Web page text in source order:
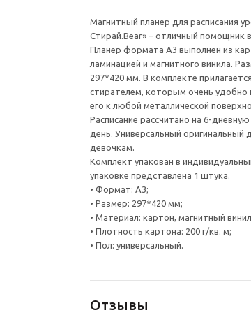
Магнитный планер для расписания
Стирай.Bear» – отличный помощник
Планер формата А3 выполнен из
ламинацией и магнитного винила.
297*420 мм. В комплекте
стирателем, которым очень удобно
его к любой металлической
Расписание рассчитано на 6-
день. Универсальный оригинальный
девочкам.
Комплект упакован в
упаковке представлена 1 штука.
• Формат: А3;
• Размер: 297*420 мм;
• Материал: картон, магнитный
• Плотность картона: 200 г/кв. м;
• Пол: универсальный.
Отзывы